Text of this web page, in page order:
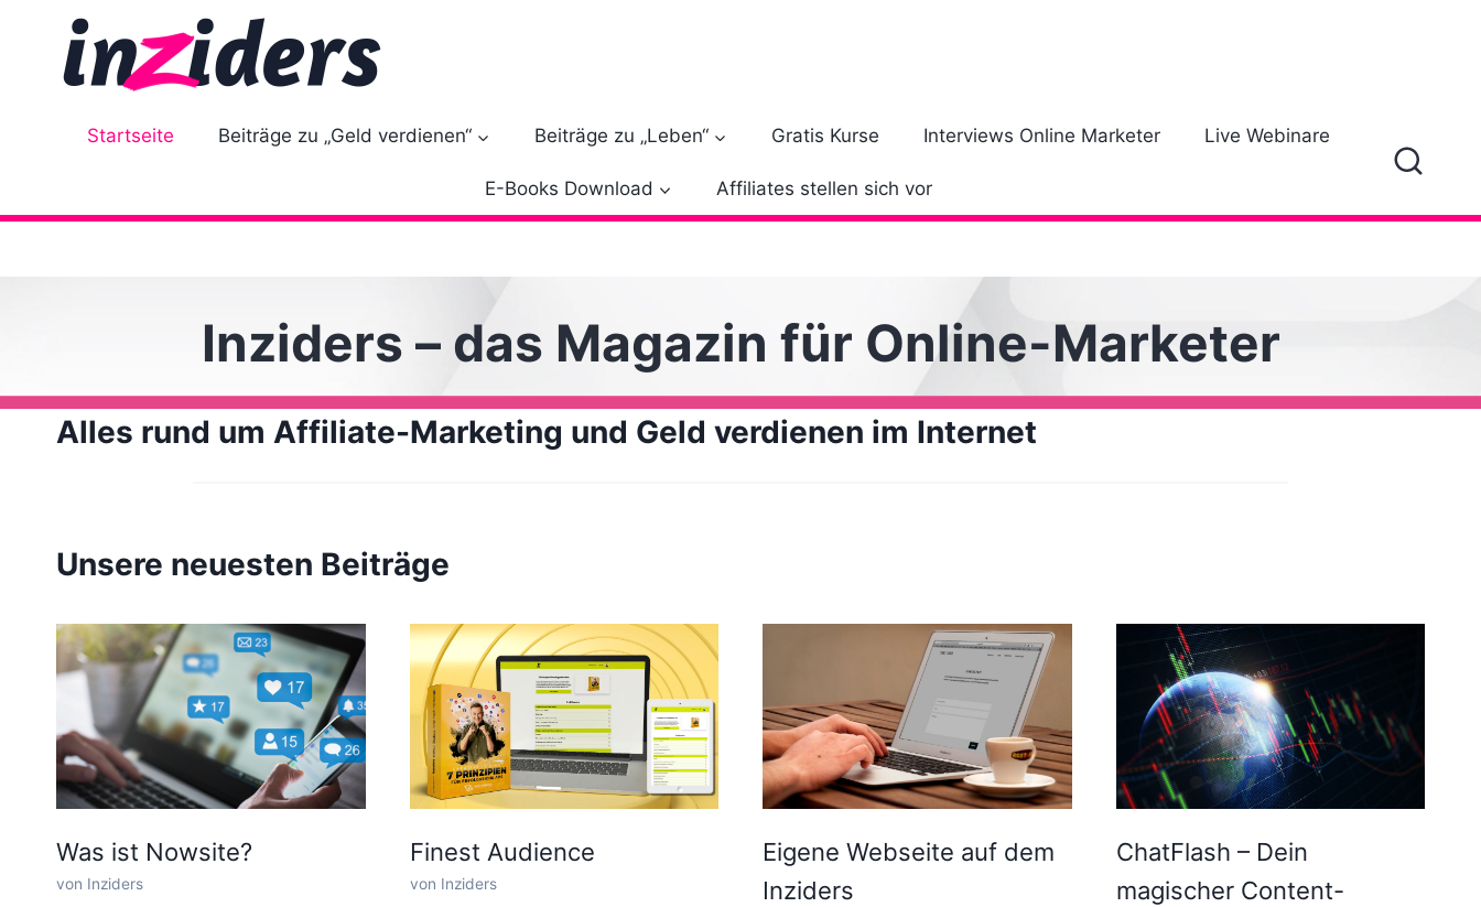
l
n
Startseite Beiträge zu „Geld verdienen“ Beiträge zu „Leben“ Gratis Kurse Interviews Online Marketer Live Webinare
E-Books Download Affiliates stellen sich vor
Inziders – das Magazin für Online-Marketer
Alles rund um Affiliate-Marketing und Geld verdienen im Internet
Unsere neuesten Beiträge
Was ist Nowsite?
von Inziders
Finest Audience
von Inziders
Eigene Webseite auf dem
Inziders
ChatFlash – Dein
magischer Content-